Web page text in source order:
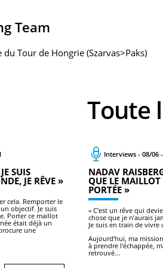
Team
Tour de Hongrie (Szarvas>Paks)
SUIS
JE RÊVE »
cela. Remporter le
objectif. Je suis
Porter ce maillot
était déjà un
une
Interviews - 08/06
NADAV
QUE LE
PORTÉE »
« C’est un rêve qui
chose que je n’aurais
Je suis en train de vivre
Aujourd’hui, ma
à prendre l’échappée,
retrouvé...